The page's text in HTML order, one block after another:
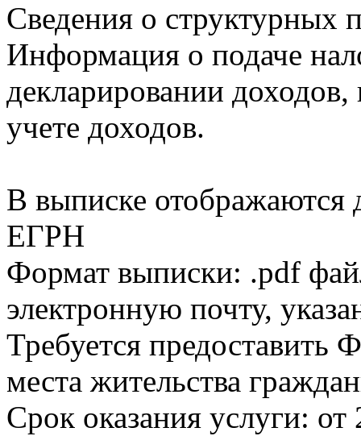
Сведения о структурных
Информация о подаче
декларировании доходов,
учете доходов.
В выписке
ЕГРН
Формат выписки: .pdf
электронную почту,
Требуется
места жительства
Срок оказания услуги: от